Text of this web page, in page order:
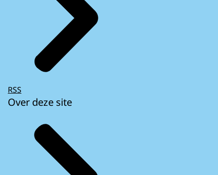
RSS
Over deze site